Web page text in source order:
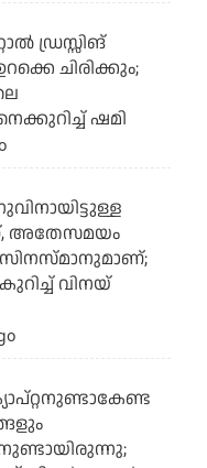
ഡ്രസ്സിങ്
ചിരിക്കും;
ഷമി
അതേസമയം
വിനയ്